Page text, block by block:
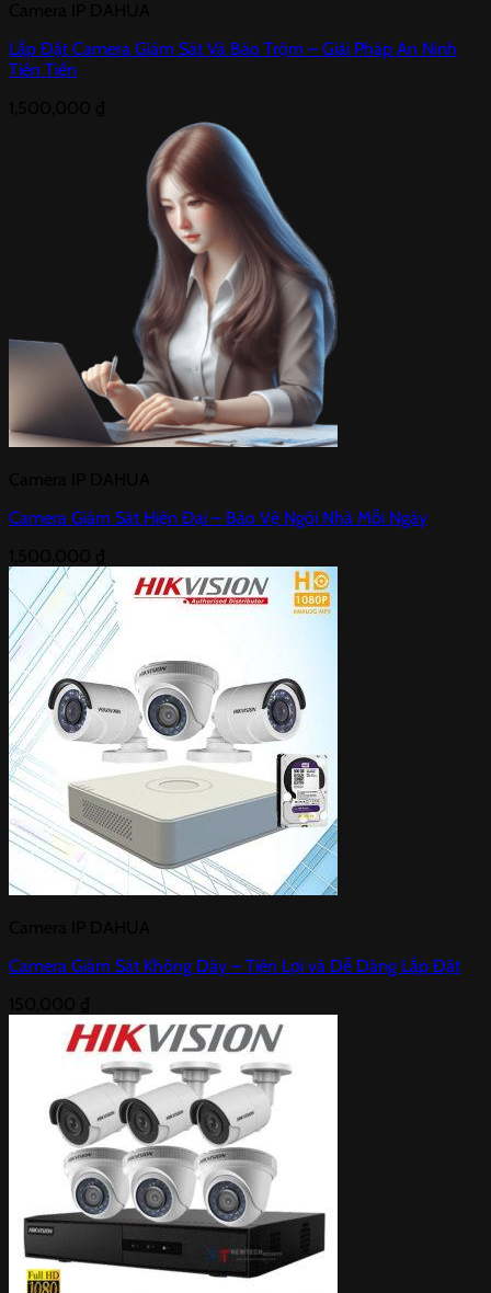
Lắp Đặt Camera Giám Sát Và Báo Trộm – Giải Pháp An Ninh
Tiên Tiến
Camera Giám Sát Hiện Đại – Bảo Vệ Ngôi Nhà Mỗi Ngày
Camera Giám Sát Không Dây – Tiện Lợi và Dễ Dàng Lắp Đặt